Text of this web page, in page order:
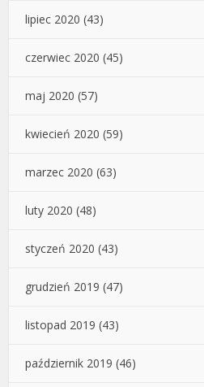
lipiec 2020 (43)
czerwiec 2020 (45)
maj 2020 (57)
kwiecień 2020 (59)
marzec 2020 (63)
luty 2020 (48)
styczeń 2020 (43)
grudzień 2019 (47)
listopad 2019 (43)
październik 2019 (46)